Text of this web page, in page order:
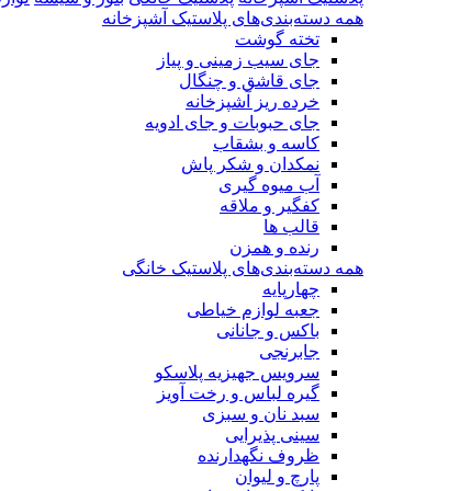
همه دسته‌بندی‌های پلاستیک آشپزخانه
تخته گوشت
جای سیب زمینی و پیاز
جای قاشق و چنگال
خرده ریز آشپزخانه
جای حبوبات و جای ادویه
کاسه و بشقاب
نمکدان و شکر پاش
آب میوه گیری
کفگیر و ملاقه
قالب ها
رنده و همزن
همه دسته‌بندی‌های پلاستیک خانگی
چهارپایه
جعبه لوازم خیاطی
باکس و جانانی
جابرنجی
سرویس جهیزیه پلاسکو
گیره لباس و رخت آویز
سبد نان و سبزی
سینی پذیرایی
ظروف نگهدارنده
پارچ و لیوان